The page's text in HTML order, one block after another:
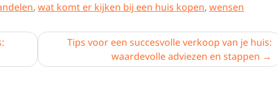
, wat komt er kijken bij een huis kopen, wensen
Tips voor een succesvolle verkoop van je huis:
waardevolle adviezen en stappen